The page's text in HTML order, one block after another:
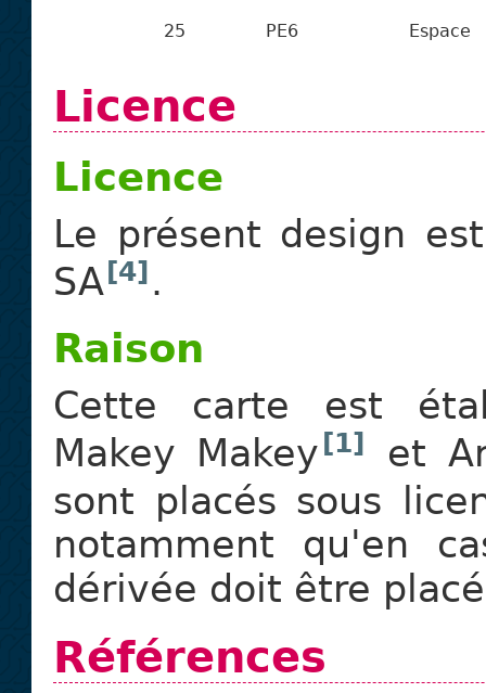
25 PE6 Espace
Licence
Licence
Le présent design
SA [4] .
Raison
Cette carte est
Makey Makey [1]
et
sont placés sous
notamment qu'en
dérivée doit être
Références